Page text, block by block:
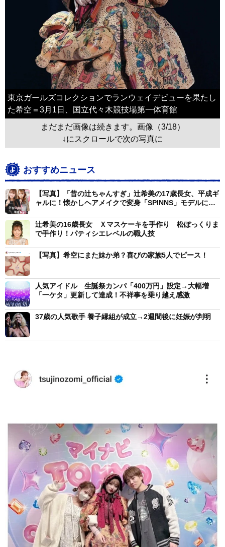
東京ガールズコレクションでランウェイデビューを果たし
た希空＝3月1日、国立代々木競技場第一体育館
まだまだ画像は続きます。画像（3/18）
↓にスクロールで次の写真に
おすすめニュース
【写真】「昔の辻ちゃんすぎ」辻希美の17歳長女、平成ギ
ャルに！懐かしヘアメイクで変身「SPINNS」モデルに起
辻希美の16歳長女 Ｘマスケーキを手作り 松ぼっくりま
で手作り！パティシエレベルの職人技
【写真】希空にまた妹か弟？喜びの家族5人でピース！
人気アイドル 生誕祭カンパ「400万円」設定→大幅増
「一ケタ」更新して達成！不祥事を乗り越え感激
37歳の人気歌手 養子縁組が成立→2週間後に妊娠が判明